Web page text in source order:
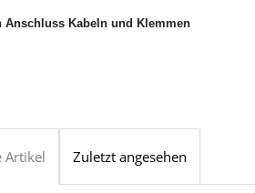
Anschluss Kabeln und Klemmen
Artikel Zuletzt angesehen